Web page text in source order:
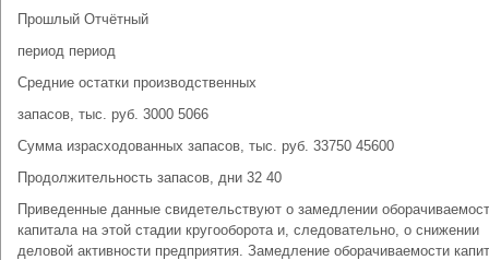
Прошлый Отчётный
период период
Средние остатки производственных
запасов, тыс. руб. 3000 5066
Сумма израсходованных запасов, тыс. руб. 33750 45600
Продолжительность запасов, дни 32 40
Приведенные данные свидетельствуют о замедлении
капитала на этой стадии кругооборота и, следовательно, о снижении
деловой активности предприятия. Замедление обора­чиваемости